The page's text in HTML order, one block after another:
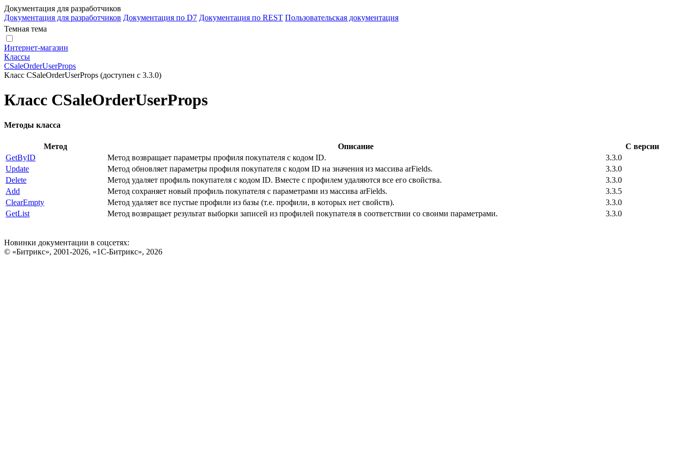
Документация для разработчиков
Документация для разработчиков Документация по D7 Документация по REST Пользовательская документация
Темная тема
Интернет-магазин
Классы
CSaleOrderUserProps
Класс CSaleOrderUserProps (доступен с 3.3.0)
Класс CSaleOrderUserProps
Методы класса
Метод Описание
С версии
GetByID
Метод возвращает параметры профиля покупателя с кодом ID.
3.3.0
Update
Метод обновляет параметры профиля покупателя с кодом ID на значения из массива arFields.
3.3.0
Delete
Метод удаляет профиль покупателя с кодом ID. Вместе с профилем удаляются все его свойства.
3.3.0
Add
Метод сохраняет новый профиль покупателя с параметрами из массива arFields.
3.3.5
ClearEmpty
Метод удаляет все пустые профили из базы (т.е. профили, в которых нет свойств).
3.3.0
GetList
Метод возвращает результат выборки записей из профилей покупателя в соответствии со своими параметрами. 3.3.0
Новинки документации в соцсетях:
© «Битрикс», 2001-2026, «1С-Битрикс», 2026